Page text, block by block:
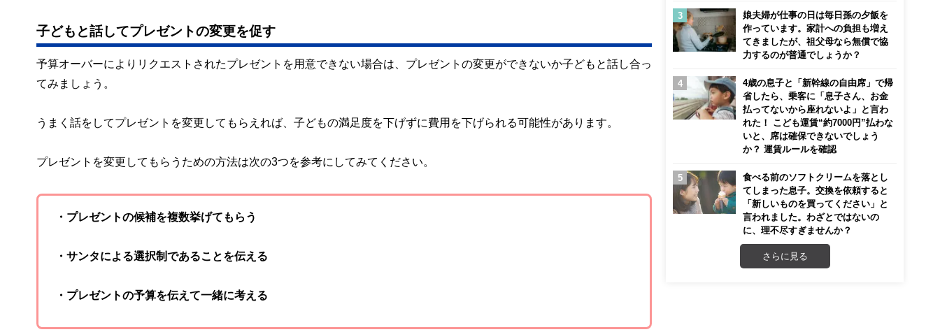
子どもと話してプレゼントの変更を促す
予算オーバーによりリクエストされたプレゼントを用意できない場合は、プレゼントの変更ができないか子どもと話し合っ
てみましょう。
うまく話をしてプレゼントを変更してもらえれば、子どもの満足度を下げずに費用を下げられる可能性があります。
プレゼントを変更してもらうための方法は次の3つを参考にしてみてください。
・プレゼントの候補を複数挙げてもらう
・サンタによる選択制であることを伝える
・プレゼントの予算を伝えて一緒に考える
娘夫婦が仕事の日は毎日孫の夕飯を
作っています。家計への負担も増え
てきましたが、祖父母なら無償で協
力するのが普通でしょうか？
4歳の息子と「新幹線の自由席」で帰
省したら、乗客に「息子さん、お金
払ってないから座れないよ」と言わ
れた！ こども運賃“約7000円”払わな
いと、席は確保できないでしょう
か？ 運賃ルールを確認
食べる前のソフトクリームを落とし
てしまった息子。交換を依頼すると
「新しいものを買ってください」と
言われました。わざとではないの
に、理不尽すぎませんか？
さらに見る